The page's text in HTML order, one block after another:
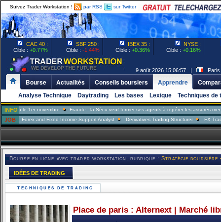
Suivez Trader Workstation ! par RSS sur Twitter
CAC 40 :
Cible : +0.77%
SBF 250 :
Cible : -1.44%
IBEX 35 :
Cible : +0.36%
NYSE :
Cible : +0.16%
9 août 2026 15:06:57 |
Bourse Actualités Conseils boursiers Apprendre
Analyse Technique Daytrading Les bases Lexique Techniques de
INFO
novembre Fraude : la Sécu veut former ses agents à repérer les assurés menteurs
JOB
and Fixed Income Support Analyst Derivatives Trading Structurer FX Trader
Bourse en ligne avec trader workstation, rubrique :Stratégie boursière
IDÉES DE TRADING
TECHNIQUES DE TRADING
Place de paris : Alternext | Marché